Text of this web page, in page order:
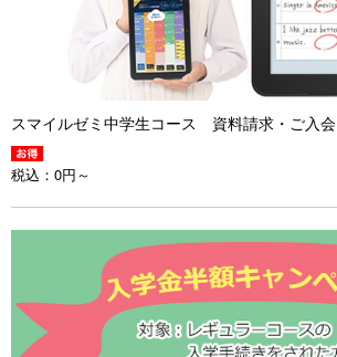
スマイルゼミ中学生コース 資料請求・ご入会
税込： 0円～